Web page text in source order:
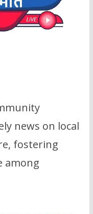
news on local
fostering
among